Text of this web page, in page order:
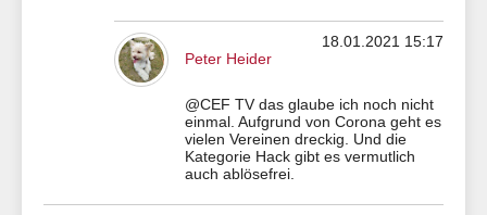
18.01.2021 15:17
Peter Heider
@CEF TV das glaube ich noch nicht
einmal. Aufgrund von Corona geht es
vielen Vereinen dreckig. Und die
Kategorie Hack gibt es vermutlich
auch ablösefrei.